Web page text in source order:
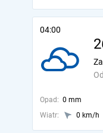
04:00
Opad: 0 mm
Wiatr:
0 km/h